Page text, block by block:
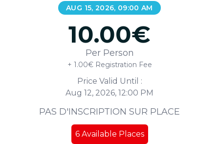
AUG 15, 2026, 09:00 AM
10.00€
Per Person
+ 1.00€ Registration Fee
Price Valid Until :
Aug 12, 2026, 12:00 PM
PAS D'INSCRIPTION SUR PLACE
6 Available Places